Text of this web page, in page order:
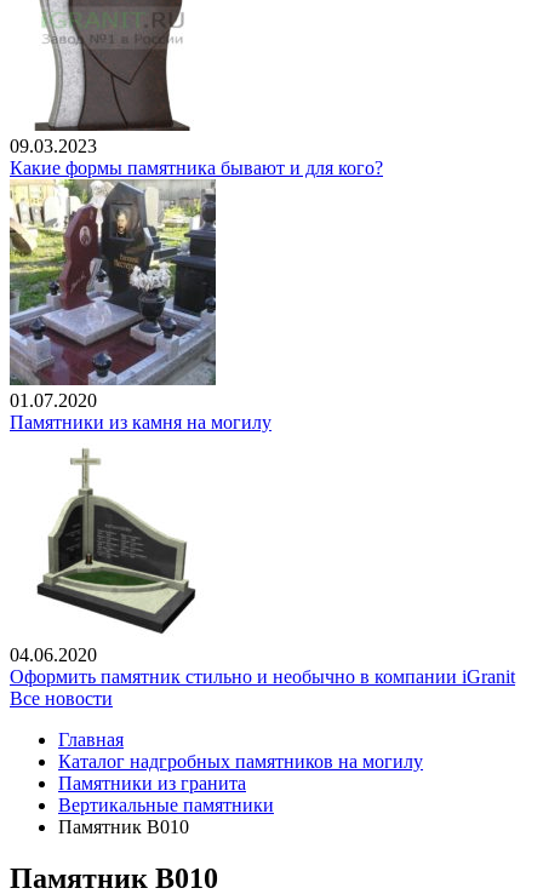
09.03.2023
Какие формы памятника бывают и для кого?
01.07.2020
Памятники из камня на могилу
04.06.2020
Оформить памятник стильно и необычно в компании iGranit
Все новости
Главная
Каталог надгробных памятников на могилу
Памятники из гранита
Вертикальные памятники
Памятник В010
Памятник В010